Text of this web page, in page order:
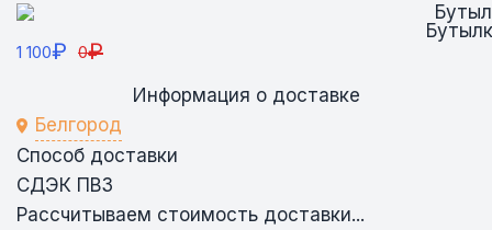
1 100₽ 0₽
Информация о доставке
Белгород
Способ доставки
СДЭК ПВЗ
Рассчитываем стоимость доставки...